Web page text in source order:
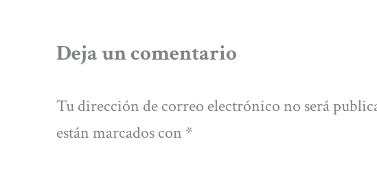
Deja un comentario
Tu dirección de correo electrónico no será
están marcados con *